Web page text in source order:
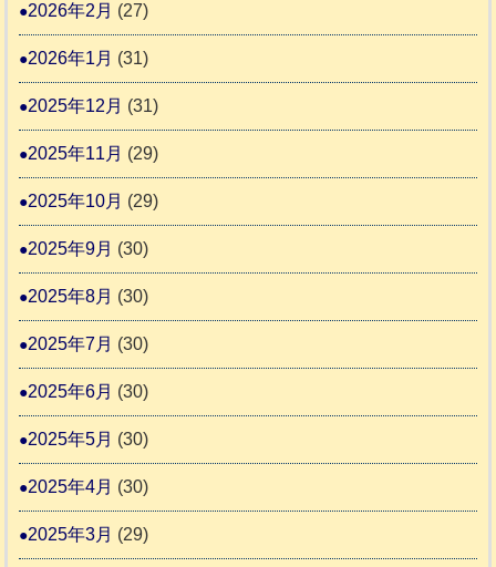
推
2026年2月 (27)
2026年1月 (31)
2025年12月 (31)
2025年11月 (29)
2025年10月 (29)
2025年9月 (30)
2025年8月 (30)
2025年7月 (30)
2025年6月 (30)
2025年5月 (30)
2025年4月 (30)
2025年3月 (29)